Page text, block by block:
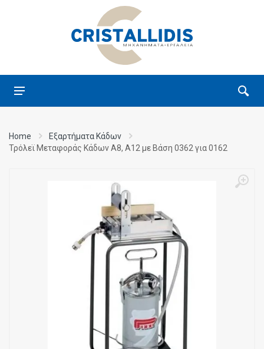
Home
Εξαρτήματα Κάδων
Τρόλεϊ Μεταφοράς Κάδων Α8, Α12 με Βάση 0362 για 0162